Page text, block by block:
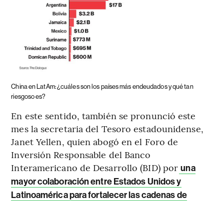
China en LatAm: ¿cuáles son los países más endeudados y qué tan
riesgoso es?
En este sentido, también se pronunció este
mes la secretaria del Tesoro estadounidense,
Janet Yellen, quien abogó en el Foro de
Inversión Responsable del Banco
Interamericano de Desarrollo (BID) por una
mayor colaboración entre Estados Unidos y
Latinoamérica para fortalecer las cadenas de